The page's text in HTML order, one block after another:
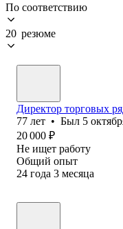
По соответствию
20 резюме
Директор торговых
77 лет • Был 5
20 000 ₽
Не ищет работу
Общий опыт
24 года 3 месяца